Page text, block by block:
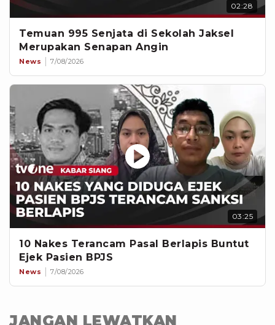
02:28
Temuan 995 Senjata di Sekolah Jaksel
Merupakan Senapan Angin
News 7/08/2026
03:25
10 Nakes Terancam Pasal Berlapis Buntut
Ejek Pasien BPJS
News 7/08/2026
JANGAN LEWATKAN